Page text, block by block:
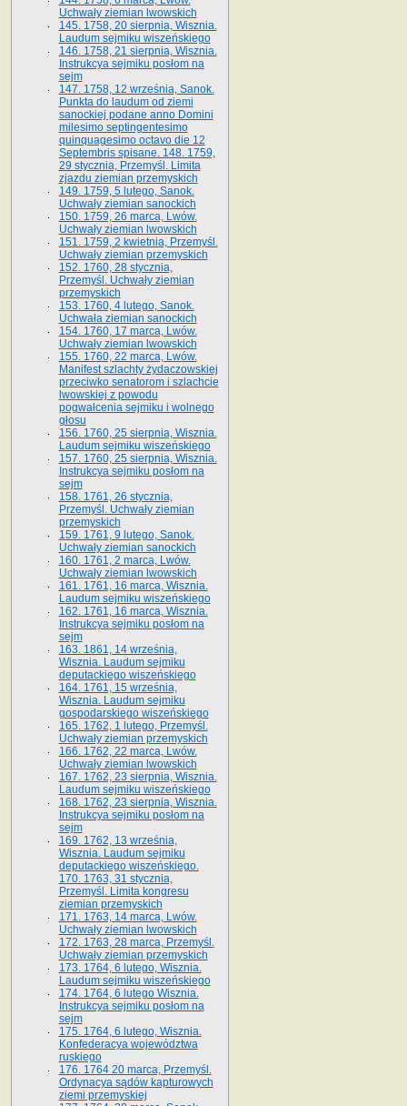
Uchwały ziemian lwowskich
145. 1758, 20 sierpnia, Wisznia.
Laudum sejmiku wiszeńskiego
146. 1758, 21 sierpnia, Wisznia.
Instrukcya sejmiku posłom na
sejm
147. 1758, 12 września, Sanok.
Punkta do laudum od ziemi
sanockiej podane anno Domini
milesimo septingentesimo
quinquagesimo octavo die 12
Septembris spisane. 148. 1759,
29 stycznia, Przemyśl. Limita
zjazdu ziemian przemyskich
149. 1759, 5 lutego, Sanok.
Uchwały ziemian sanockich
150. 1759, 26 marca, Lwów.
Uchwały ziemian lwowskich
151. 1759, 2 kwietnia, Przemyśl.
Uchwały ziemian przemyskich
152. 1760, 28 stycznia,
Przemyśl. Uchwały ziemian
przemyskich
153. 1760, 4 lutego, Sanok.
Uchwała ziemian sanockich
154. 1760, 17 marca, Lwów.
Uchwały ziemian lwowskich
155. 1760, 22 marca, Lwów.
Manifest szlachty żydaczowskiej
przeciwko senatorom i szlachcie
lwowskiej z po­wodu
pogwałcenia sejmiku i wolnego
głosu
156. 1760, 25 sierpnia, Wisznia.
Laudum sejmiku wiszeńskiego
157. 1760, 25 sierpnia, Wisznia.
Instrukcya sejmiku posłom na
sejm
158. 1761, 26 stycznia,
Przemyśl. Uchwały ziemian
przemyskich
159. 1761, 9 lutego, Sanok.
Uchwały ziemian sanockich
160. 1761, 2 marca, Lwów.
Uchwały ziemian lwowskich
161. 1761, 16 marca, Wisznia.
Laudum sejmiku wiszeńskiego
162. 1761, 16 marca, Wisznia.
Instrukcya sejmiku posłom na
sejm
163. 1861, 14 września,
Wisznia. Laudum sejmiku
deputackiego wiszeńskiego
164. 1761, 15 września,
Wisznia. Laudum sejmiku
gospodarskiego wiszeńskiego
165. 1762, 1 lutego, Przemyśl.
Uchwały ziemian przemyskich
166. 1762, 22 marca, Lwów.
Uchwały ziemian lwowskich
167. 1762, 23 sierpnia, Wisznia.
Laudum sejmiku wiszeńskiego
168. 1762, 23 sierpnia, Wisznia.
Instrukcya sejmiku posłom na
sejm
169. 1762, 13 września,
Wisznia. Laudum sejmiku
deputackiego wiszeńskiego.
170. 1763, 31 stycznia,
Przemyśl. Limita kongresu
ziemian przemyskich
171. 1763, 14 marca, Lwów.
Uchwały ziemian lwowskich
172. 1763, 28 marca, Przemyśl.
Uchwały ziemian przemyskich
173. 1764, 6 lutego, Wisznia.
Laudum sejmiku wiszeńskiego
174. 1764, 6 lutego Wisznia.
Instrukcya sejmiku posłom na
sejm
175. 1764, 6 lutego, Wisznia.
Konfederacya województwa
ruskiego
176. 1764 20 marca, Przemyśl.
Ordynacya sądów kapturowych
ziemi przemyskiej